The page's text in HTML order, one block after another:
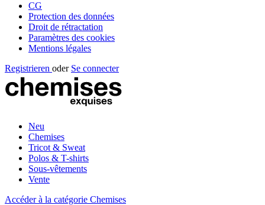
CG
Protection des données
Droit de rétractation
Paramètres des cookies
Mentions légales
Registrieren oder Se connecter
Neu
Chemises
Tricot & Sweat
Polos & T-shirts
Sous-vêtements
Vente
Accéder à la catégorie Chemises